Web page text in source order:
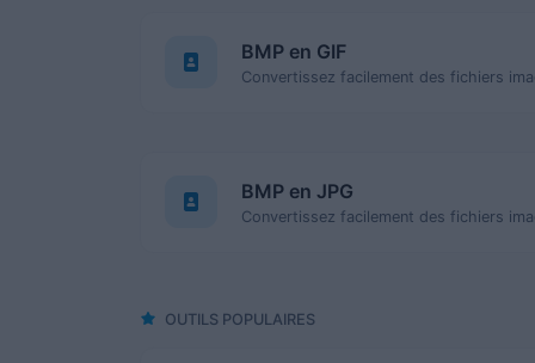
BMP en GIF
Convertissez facilement des fichiers
BMP en JPG
Convertissez facilement des fichiers
OUTILS POPULAIRES